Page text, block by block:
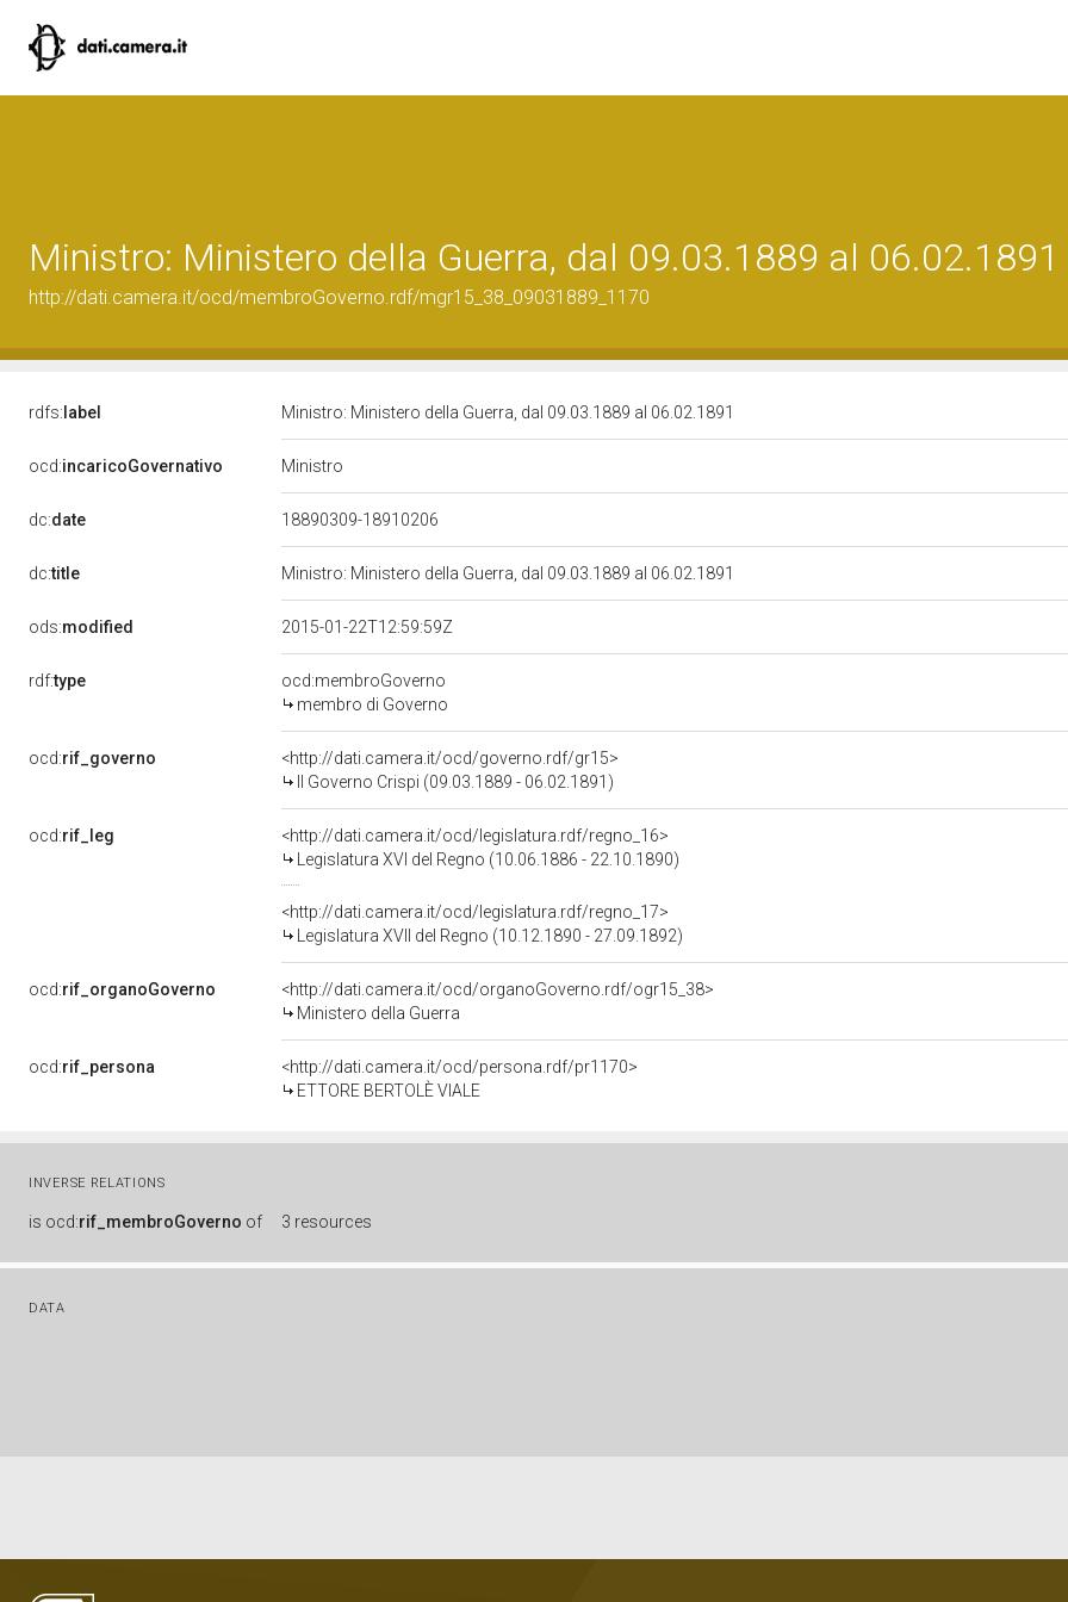
Ministro: Ministero della Guerra, dal 09.03.1889 al 06.02.1891
http://dati.camera.it/ocd/membroGoverno.rdf/mgr15_38_09031889_1170
rdfs: label Ministro: Ministero della Guerra, dal 09.03.1889 al 06.02.1891
ocd:incaricoGovernativo Ministro
dc:date 18890309-18910206
dc:title Ministro: Ministero della Guerra, dal 09.03.1889 al 06.02.1891
ods:modified 2015-01-22T12:59:59Z
rdf:type
ocd:membroGoverno
membro di Governo
ocd:rif_governo
<http://dati.camera.it/ocd/governo.rdf/gr15>
II Governo Crispi (09.03.1889 - 06.02.1891)
ocd:rif_leg
<http://dati.camera.it/ocd/legislatura.rdf/regno_16>
Legislatura XVI del Regno (10.06.1886 - 22.10.1890)
<http://dati.camera.it/ocd/legislatura.rdf/regno_17>
Legislatura XVII del Regno (10.12.1890 - 27.09.1892)
ocd:rif_organoGoverno
<http://dati.camera.it/ocd/organoGoverno.rdf/ogr15_38>
Ministero della Guerra
ocd:rif_persona
<http://dati.camera.it/ocd/persona.rdf/pr1170>
ETTORE BERTOLÈ VIALE
INVERSE RELATIONS
is ocd:rif_membroGoverno of 3 resources
DATA